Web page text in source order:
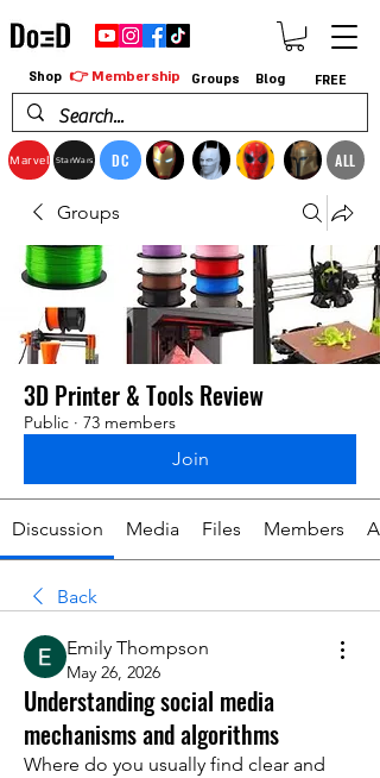
Marvel StarWars DC ALL
Shop 👉 Membership Groups Blog FREE
Groups
3D Printer & Tools Review
Public · 73 members
Join
Discussion Media Files Members
Back
Emily Thompson
May 26, 2026
Understanding social media
mechanisms and algorithms
Where do you usually find clear and